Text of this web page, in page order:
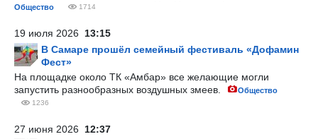
Общество 1714
19 июля 2026 13:15
В Самаре прошёл семейный фестиваль «Дофамин
Фест»
На площадке около ТК «Амбар» все желающие могли
запустить разнообразных воздушных змеев.
Общество
1236
27 июня 2026 12:37